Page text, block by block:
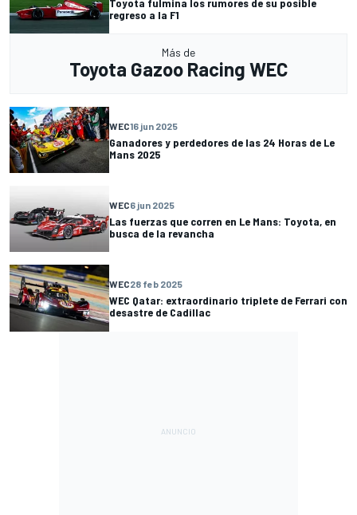
regreso a la F1
Más de
Toyota Gazoo Racing WEC
WEC16 jun 2025
Ganadores y perdedores de las 24 Horas de Le
Mans 2025
WEC6 jun 2025
Las fuerzas que corren en Le Mans: Toyota, en
busca de la revancha
WEC28 feb 2025
WEC Qatar: extraordinario triplete de Ferrari con
desastre de Cadillac